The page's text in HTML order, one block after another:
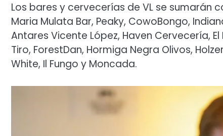
Los bares y cervecerías de VL se sumarán
Maria Mulata Bar, Peaky, CowoBongo,
Antares Vicente López, Haven Cervecería,
Tiro, ForestDan, Hormiga Negra Olivos,
White, Il Fungo y Moncada.